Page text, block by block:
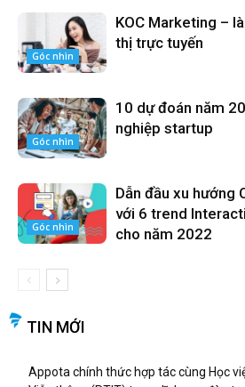
Góc nhìn
KOC Marketing –
thị trực tuyến
Góc nhìn
10 dự đoán năm
nghiệp startup
Góc nhìn
Dẫn đầu xu hướng
với 6 trend
cho năm 2022
TIN MỚI
Appota chính thức hợp tác cùng Học